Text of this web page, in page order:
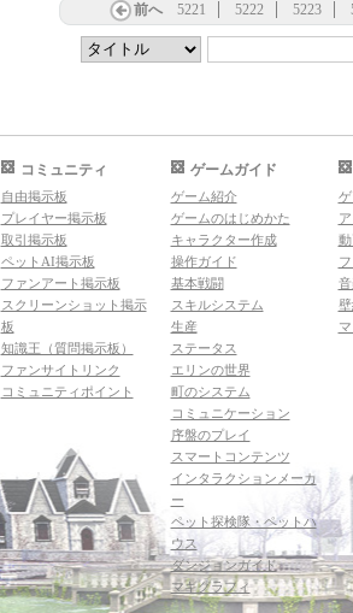
前へ 5221 5222 5223
コミュニティ
自由掲示板
プレイヤー掲示板
取引掲示板
ペットAI掲示板
ファンアート掲示板
スクリーンショット掲示
板
知識王（質問掲示板）
ファンサイトリンク
コミュニティポイント
ゲームガイド
ゲーム紹介
ゲームのはじめかた
キャラクター作成
操作ガイド
基本戦闘
スキルシステム
生産
ステータス
エリンの世界
町のシステム
コミュニケーション
序盤のプレイ
スマートコンテンツ
インタラクションメーカ
ー
ペット探検隊・ペットハ
ウス
ダンジョンガイド
マギグラフィ